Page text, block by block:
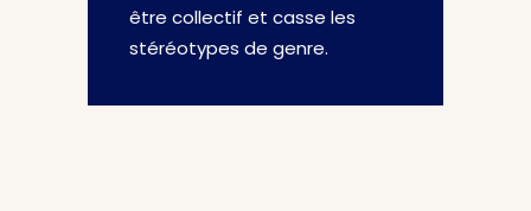
être collectif et casse les
stéréotypes de genre.